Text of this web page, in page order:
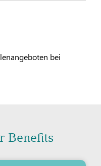
bei
Benefits